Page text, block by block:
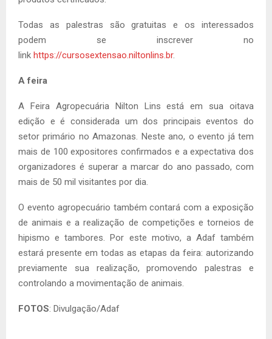
Todas as palestras são gratuitas e os interessados
podem se inscrever no
link https://cursosextensao.niltonlins.br.
A feira
A Feira Agropecuária Nilton Lins está em sua oitava
edição e é considerada um dos principais eventos do
setor primário no Amazonas. Neste ano, o evento já tem
mais de 100 expositores confirmados e a expectativa dos
organizadores é superar a marcar do ano passado, com
mais de 50 mil visitantes por dia.
O evento agropecuário também contará com a exposição
de animais e a realização de competições e torneios de
hipismo e tambores. Por este motivo, a Adaf também
estará presente em todas as etapas da feira: autorizando
previamente sua realização, promovendo palestras e
controlando a movimentação de animais.
FOTOS: Divulgação/Adaf